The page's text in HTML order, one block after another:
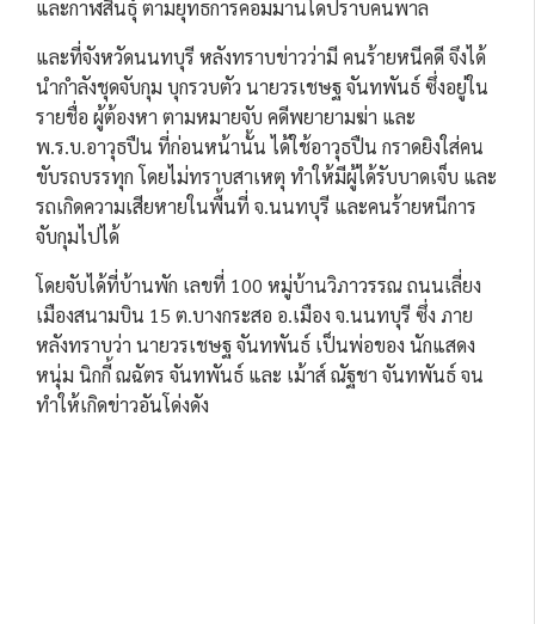
และกาฬสินธุ์ ตามยุทธการคอมมานโดปราบคนพาล
และที่จังหวัดนนทบุรี หลังทราบข่าวว่ามี คนร้ายหนีคดี จึงได้
นำกำลังชุดจับกุม บุกรวบตัว นายวรเชษฐ จันทพันธ์ ซึ่งอยู่ใน
รายชื่อ ผู้ต้องหา ตามหมายจับ คดีพยายามฆ่า และ
พ.ร.บ.อาวุธปืน ที่ก่อนหน้านั้น ได้ใช้อาวุธปืน กราดยิงใส่คน
ขับรถบรรทุก โดยไม่ทราบสาเหตุ ทำให้มีผู้ได้รับบาดเจ็บ และ
รถเกิดความเสียหายในพื้นที่ จ.นนทบุรี และคนร้ายหนีการ
จับกุมไปได้
โดยจับได้ที่บ้านพัก เลขที่ 100 หมู่บ้านวิภาวรรณ ถนนเลี่ยง
เมืองสนามบิน 15 ต.บางกระสอ อ.เมือง จ.นนทบุรี ซึ่ง ภาย
หลังทราบว่า นายวรเชษฐ จันทพันธ์ เป็นพ่อของ นักแสดง
หนุ่ม นิกกี้ ณฉัตร จันทพันธ์ และ เม้าส์ ณัฐชา จันทพันธ์ จน
ทำให้เกิดข่าวอันโด่งดัง